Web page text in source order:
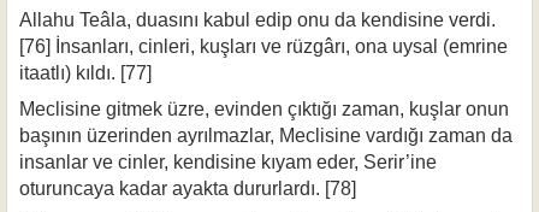
Allahu Teâla, duasını kabul edip onu da kendisine verdi.
[76] İnsanları, cinleri, kuşları ve rüzgârı, ona uysal (emrine
itaatlı) kıldı. [77]
Meclisine gitmek üzre, evinden çıktığı zaman, kuşlar onun
başının üzerinden ayrılmazlar, Meclisine vardığı zaman da
insanlar ve cinler, kendisine kıyam eder, Serir’ine
oturuncaya kadar ayakta dururlardı. [78]